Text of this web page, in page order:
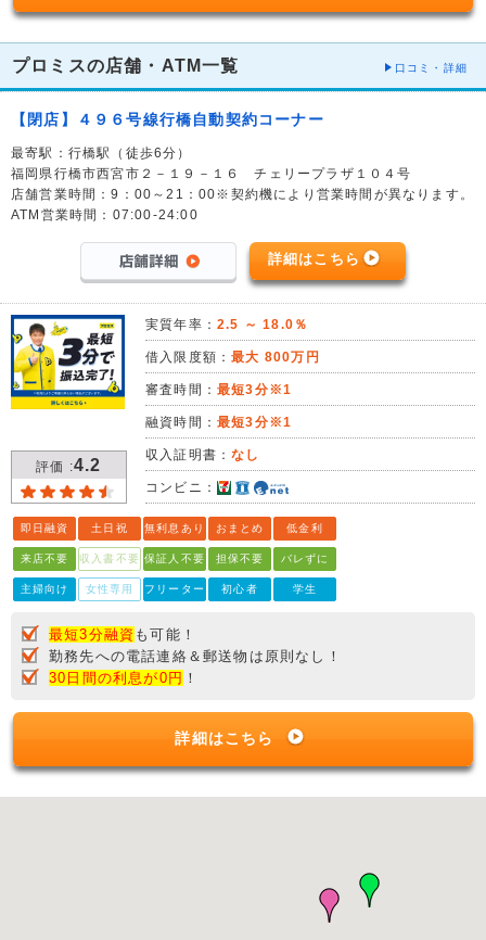
プロミスの店舗・ATM一覧 口コミ・詳細
【閉店】４９６号線行橋自動契約コーナー
最寄駅：行橋駅（徒歩6分）
福岡県行橋市西宮市２－１９－１６ チェリープラザ１０４号
店舗営業時間：9：00～21：00※契約機により営業時間が異なります。
ATM営業時間：07:00-24:00
詳細はこちら
評価 :4.2
実質年率： 2.5 ～ 18.0％
借入限度額：最大 800万円
審査時間： 最短3分※1
融資時間： 最短3分※1
収入証明書：なし
コンビニ：
即日融資 土日祝 無利息あり おまとめ 低金利
来店不要 収入書不要 保証人不要 担保不要 バレずに
主婦向け 女性専用 フリーター 初心者 学生
最短3分融資 も可能！
勤務先への電話連絡＆郵送物は原則なし！
30日間の利息が0円 ！
詳細はこちら